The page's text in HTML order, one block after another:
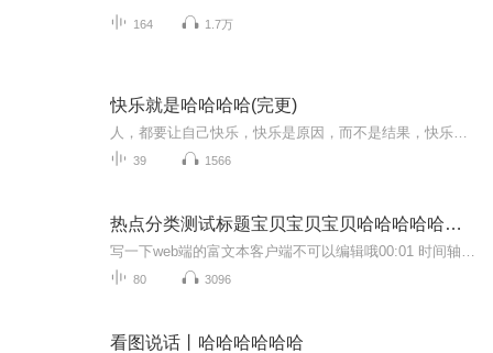
164 1.7万
快乐就是哈哈哈哈(完更)
39 1566
热点分类测试标题宝贝宝贝宝贝哈哈哈哈哈哈哈哦123
80 3096
看图说话丨哈哈哈哈哈哈